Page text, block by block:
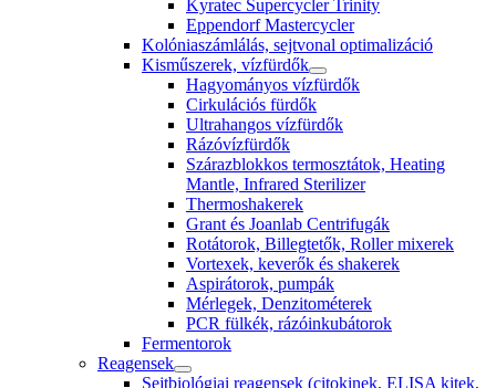
Kyratec Supercycler Trinity
Eppendorf Mastercycler
Kolóniaszámlálás, sejtvonal optimalizáció
Kisműszerek, vízfürdők
Hagyományos vízfürdők
Cirkulációs fürdők
Ultrahangos vízfürdők
Rázóvízfürdők
Szárazblokkos termosztátok, Heating
Mantle, Infrared Sterilizer
Thermoshakerek
Grant és Joanlab Centrifugák
Rotátorok, Billegtetők, Roller mixerek
Vortexek, keverők és shakerek
Aspirátorok, pumpák
Mérlegek, Denzitométerek
PCR fülkék, rázóinkubátorok
Fermentorok
Reagensek
Sejtbiológiai reagensek (citokinek, ELISA kitek,